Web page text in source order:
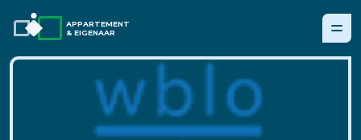
APPARTEMENT
& EIGENAAR